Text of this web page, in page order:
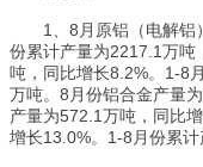
1、8月原铝（电解铝
份累计产量为2217.1万吨
吨，同比增长8.2%。1-8
万吨。8月份铝合金产量
产量为572.1万吨，同比
增长13.0%。1-8月份累计